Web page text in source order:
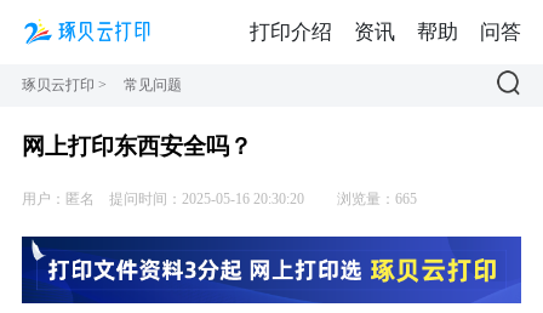
琢贝云打印 > 常见问题
网上打印东西安全吗？
用户：匿名 提问时间：2025-05-16 20:30:20 浏览量：665
打印介绍 资讯 帮助 问答